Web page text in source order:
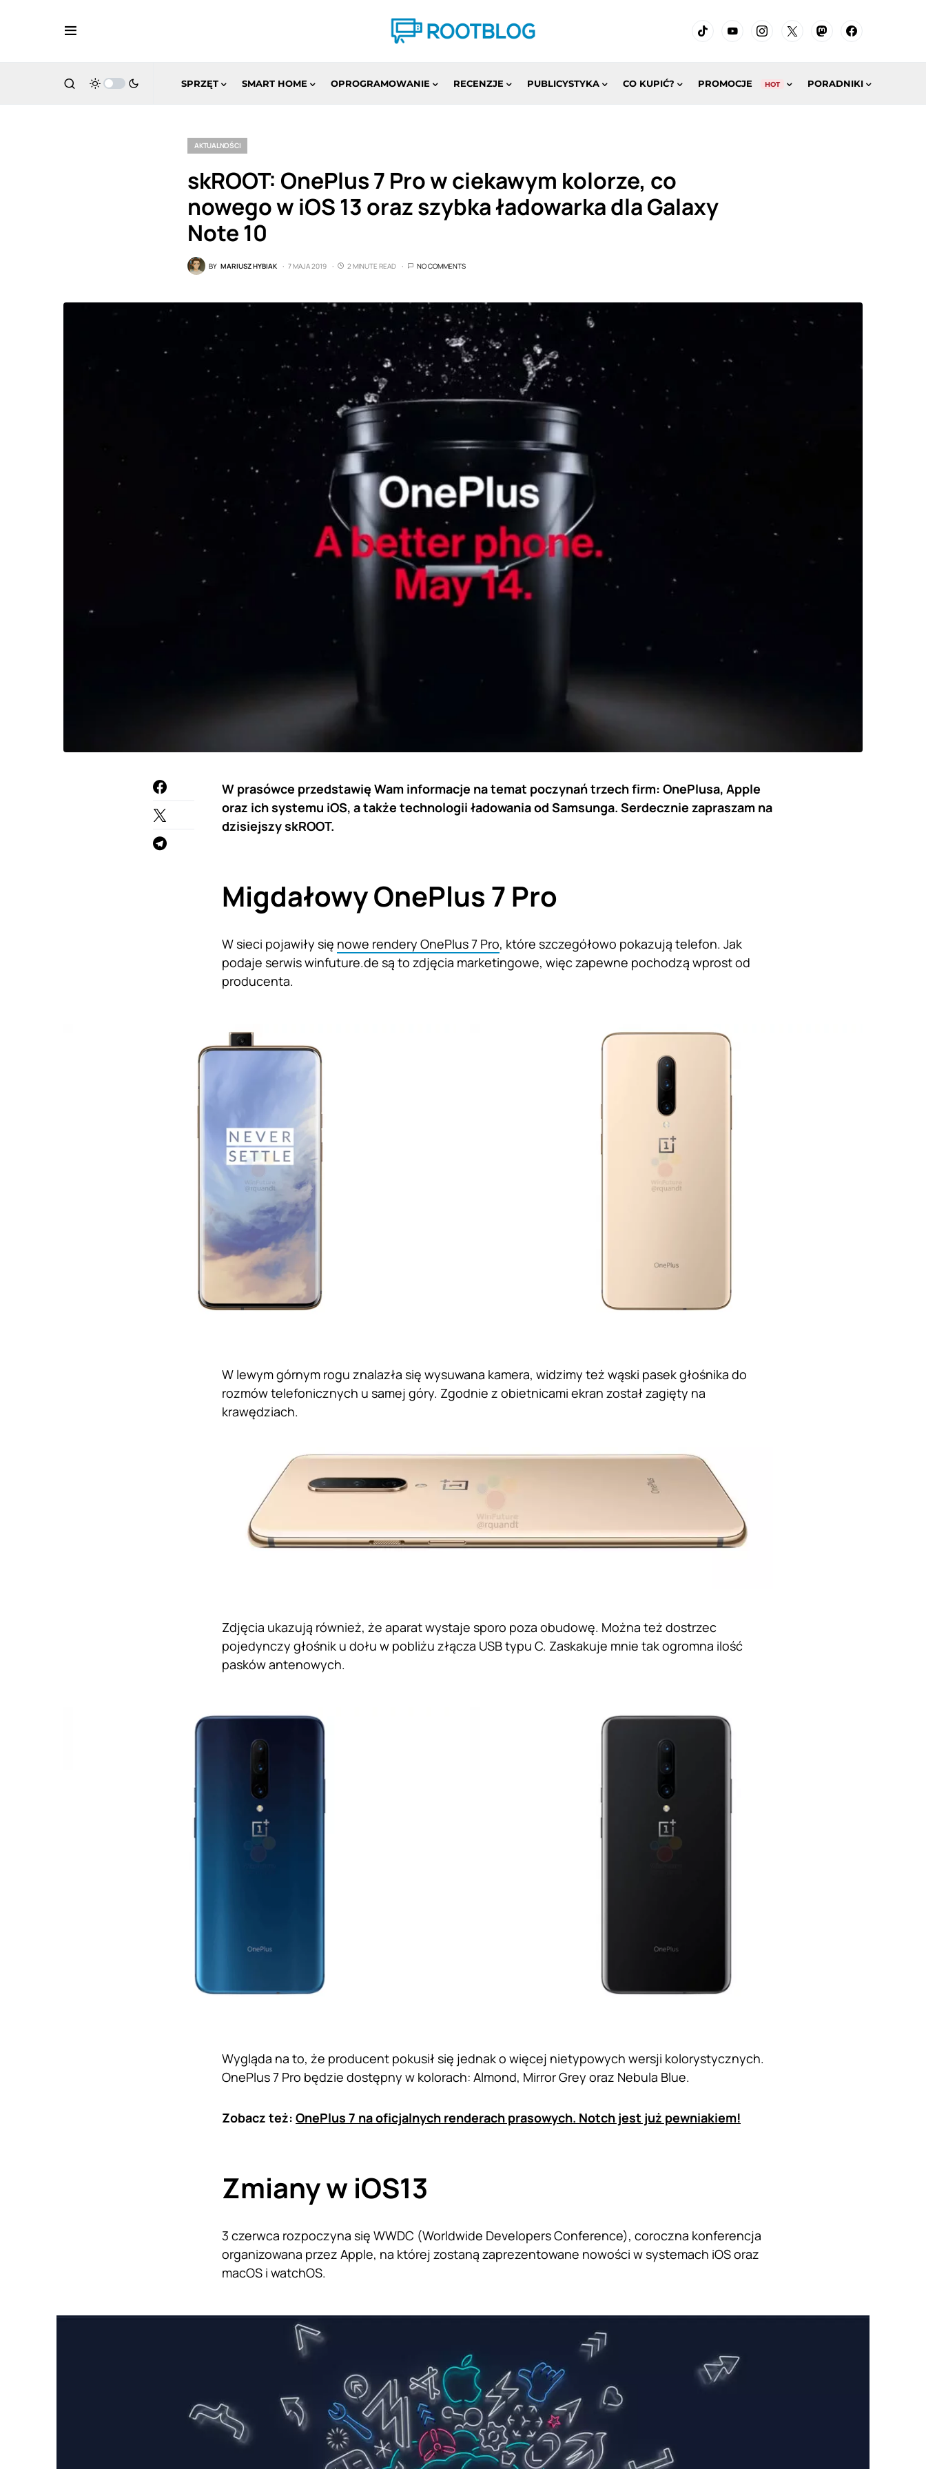
SPRZĘT SMART HOME OPROGRAMOWANIE RECENZJE PUBLICYSTYKA CO KUPIĆ? PROMOCJE HOT PORADNIKI
AKTUALNOŚCI
skROOT: OnePlus 7 Pro w ciekawym kolorze, co
nowego w iOS 13 oraz szybka ładowarka dla Galaxy
Note 10
BY MARIUSZ HYBIAK 7 MAJA 2019 2 MINUTE READ NO COMMENTS
W prasówce przedstawię Wam informacje na temat poczynań trzech firm: OnePlusa, Apple
oraz ich systemu iOS, a także technologii ładowania od Samsunga. Serdecznie zapraszam na
dzisiejszy skROOT.
Migdałowy OnePlus 7 Pro
W sieci pojawiły się nowe rendery OnePlus 7 Pro, które szczegółowo pokazują telefon. Jak
podaje serwis winfuture.de są to zdjęcia marketingowe, więc zapewne pochodzą wprost od
producenta.
W lewym górnym rogu znalazła się wysuwana kamera, widzimy też wąski pasek głośnika do
rozmów telefonicznych u samej góry. Zgodnie z obietnicami ekran został zagięty na
krawędziach.
Zdjęcia ukazują również, że aparat wystaje sporo poza obudowę. Można też dostrzec
pojedynczy głośnik u dołu w pobliżu złącza USB typu C. Zaskakuje mnie tak ogromna ilość
pasków antenowych.
Wygląda na to, że producent pokusił się jednak o więcej nietypowych wersji kolorystycznych.
OnePlus 7 Pro będzie dostępny w kolorach: Almond, Mirror Grey oraz Nebula Blue.
Zobacz też: OnePlus 7 na oficjalnych renderach prasowych. Notch jest już pewniakiem!
Zmiany w iOS13
3 czerwca rozpoczyna się WWDC (Worldwide Developers Conference), coroczna konferencja
organizowana przez Apple, na której zostaną zaprezentowane nowości w systemach iOS oraz
macOS i watchOS.